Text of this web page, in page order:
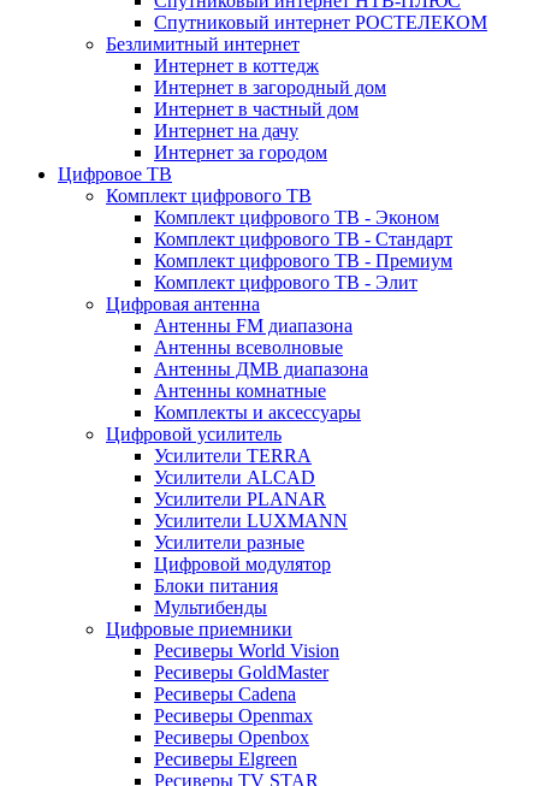
Спутниковый интернет РОСТЕЛЕКОМ
Безлимитный интернет
Интернет в коттедж
Интернет в загородный дом
Интернет в частный дом
Интернет на дачу
Интернет за городом
Цифровое ТВ
Комплект цифрового ТВ
Комплект цифрового ТВ - Эконом
Комплект цифрового ТВ - Стандарт
Комплект цифрового ТВ - Премиум
Комплект цифрового ТВ - Элит
Цифровая антенна
Антенны FM диапазона
Антенны всеволновые
Антенны ДМВ диапазона
Антенны комнатные
Комплекты и аксессуары
Цифровой усилитель
Усилители TERRA
Усилители ALCAD
Усилители PLANAR
Усилители LUXMANN
Усилители разные
Цифровой модулятор
Блоки питания
Мультибенды
Цифровые приемники
Ресиверы World Vision
Ресиверы GoldMaster
Ресиверы Cadena
Ресиверы Openmax
Ресиверы Openbox
Ресиверы Elgreen
Ресиверы TV STAR